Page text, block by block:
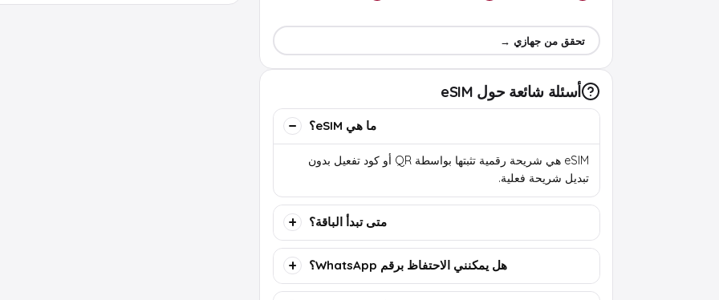
تحقق من جهازي →
أسئلة شائعة حول eSIM
ما هي eSIM؟
eSIM هي شريحة رقمية تثبتها بواسطة QR أو كود تفعيل بدون
تبديل شريحة فعلية.
متى تبدأ الباقة؟
هل يمكنني الاحتفاظ برقم WhatsApp؟